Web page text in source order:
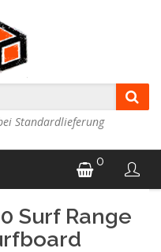
Standardlieferung
0
Surf Range